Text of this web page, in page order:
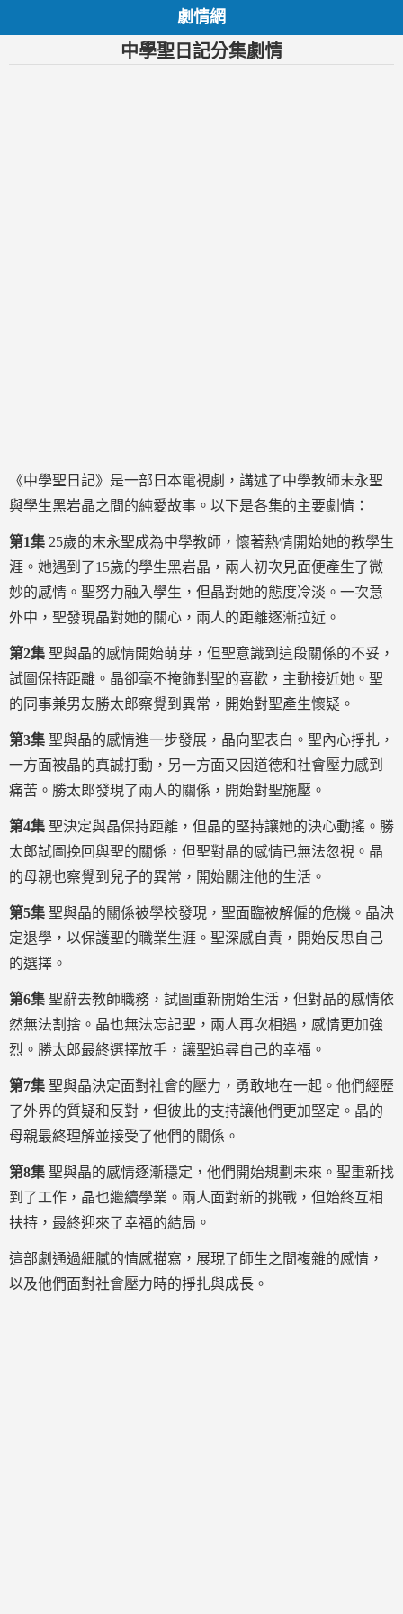
劇情網
中學聖日記分集劇情
《中學聖日記》是一部日本電視劇，講述了中學教師末永聖
與學生黑岩晶之間的純愛故事。以下是各集的主要劇情：
第1集 25歲的末永聖成為中學教師，懷著熱情開始她的教學生
涯。她遇到了15歲的學生黑岩晶，兩人初次見面便產生了微
妙的感情。聖努力融入學生，但晶對她的態度冷淡。一次意
外中，聖發現晶對她的關心，兩人的距離逐漸拉近。
第2集 聖與晶的感情開始萌芽，但聖意識到這段關係的不妥，
試圖保持距離。晶卻毫不掩飾對聖的喜歡，主動接近她。聖
的同事兼男友勝太郎察覺到異常，開始對聖產生懷疑。
第3集 聖與晶的感情進一步發展，晶向聖表白。聖內心掙扎，
一方面被晶的真誠打動，另一方面又因道德和社會壓力感到
痛苦。勝太郎發現了兩人的關係，開始對聖施壓。
第4集 聖決定與晶保持距離，但晶的堅持讓她的決心動搖。勝
太郎試圖挽回與聖的關係，但聖對晶的感情已無法忽視。晶
的母親也察覺到兒子的異常，開始關注他的生活。
第5集 聖與晶的關係被學校發現，聖面臨被解僱的危機。晶決
定退學，以保護聖的職業生涯。聖深感自責，開始反思自己
的選擇。
第6集 聖辭去教師職務，試圖重新開始生活，但對晶的感情依
然無法割捨。晶也無法忘記聖，兩人再次相遇，感情更加強
烈。勝太郎最終選擇放手，讓聖追尋自己的幸福。
第7集 聖與晶決定面對社會的壓力，勇敢地在一起。他們經歷
了外界的質疑和反對，但彼此的支持讓他們更加堅定。晶的
母親最終理解並接受了他們的關係。
第8集 聖與晶的感情逐漸穩定，他們開始規劃未來。聖重新找
到了工作，晶也繼續學業。兩人面對新的挑戰，但始終互相
扶持，最終迎來了幸福的結局。
這部劇通過細膩的情感描寫，展現了師生之間複雜的感情，
以及他們面對社會壓力時的掙扎與成長。